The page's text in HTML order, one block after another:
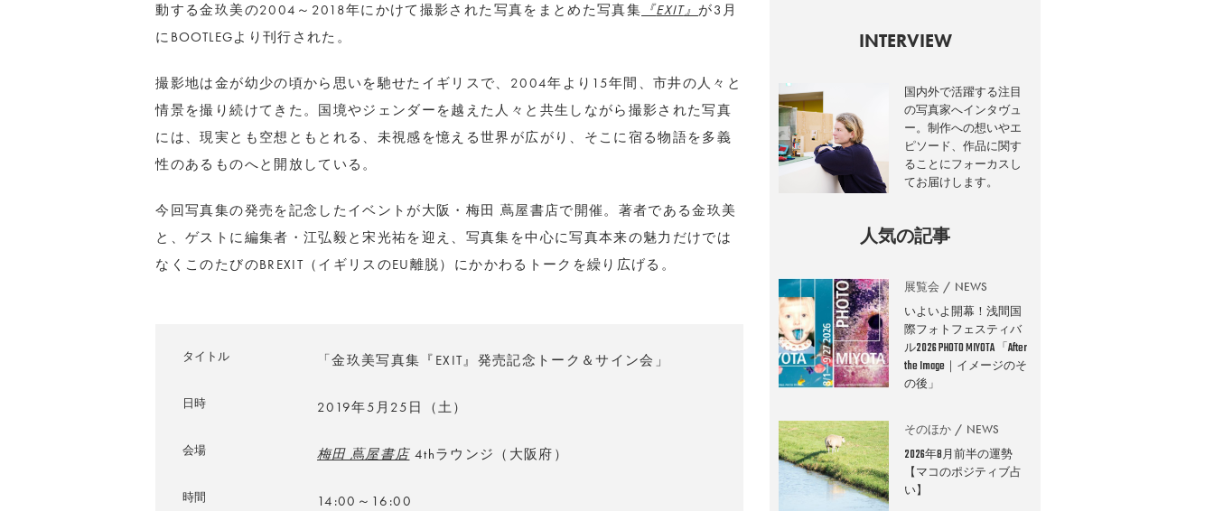
動する金玖美の2004 ～ 2018年にかけて撮影された写真をまとめた写真集 『EXIT』が3 月
に BOOTLEGより刊行された。
撮影地は金が幼少の頃から思いを馳せたイギリスで、 2004年より 15年間、市井の人々と
情景を撮り続けてきた。国境やジェンダーを越えた人々と共生しながら撮影された写真
には、現実とも空想ともとれる、未視感を憶える世界が広がり、そこに宿る物語を多義
性のあるものへと開放している。
今回写真集の発売を記念したイベントが大阪・梅田 蔦屋書店で開催。著者である金玖美
と、ゲストに編集者・江弘毅と宋光祐を迎え、写真集を中心に写真本来の魅力だけでは
なくこのたびのBREXIT（イギリスのEU離脱）にかかわるトークを繰り広げる。
タイトル 「金玖美写真集『EXIT』発売記念トーク＆サイン会」
日時 2019年5月25日（土）
会場 梅田 蔦屋書店4thラウンジ （大阪府）
時間 14:00～16:00
INTERVIEW
国内外で活躍する注目
の写真家へインタヴュ
ー。制作への想いやエ
ピソード、作品に関す
ることにフォーカスし
てお届けします。
人気の記事
展覧会 NEWS
いよいよ開幕！浅間国
際フォトフェスティバ
ル2026 PHOTO MIYOTA 「After
the Image｜イメージのそ
の後」
そのほか NEWS
2026年8月前半の運勢
【マコのポジティブ占
い】